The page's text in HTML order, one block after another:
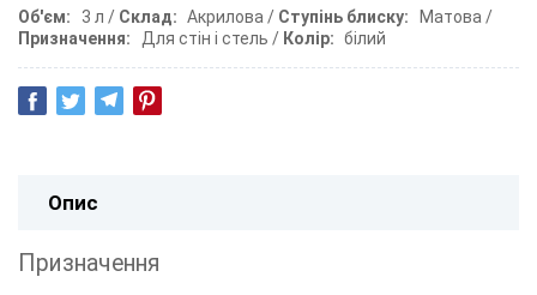
Об'єм 3 л Склад Акрилова Ступінь блиску
Матова
Призначення
Для стін і стель Колір білий
Опис
Призначення